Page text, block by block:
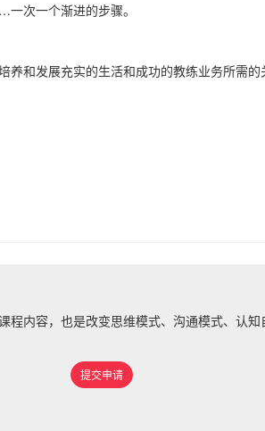
一次一个渐进的步骤。
养和发展充实的生活和成功的教练业务所需的
程内容，也是改变思维模式、沟通模式、认
提交申请